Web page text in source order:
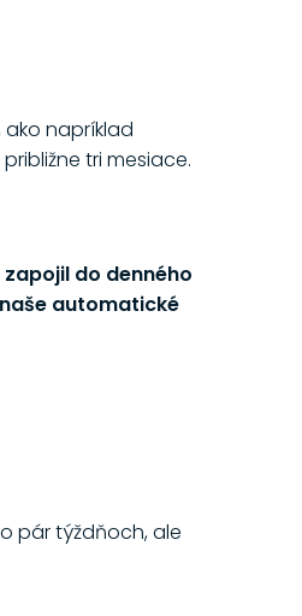
napríklad
tri mesiace.
do denného
automatické
pár týždňoch, ale